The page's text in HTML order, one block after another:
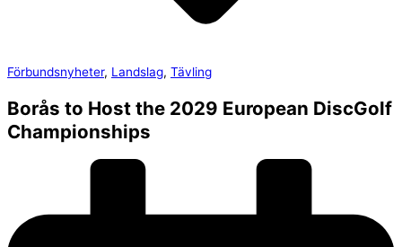
Förbundsnyheter, Landslag, Tävling
Borås to Host the 2029 European DiscGolf
Championships